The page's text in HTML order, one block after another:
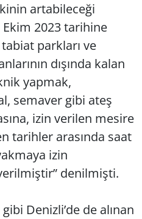
artabileceği
2023 tarihine
parkları ve
dışında kalan
yapmak,
semaver gibi ateş
izin verilen mesire
tarihler arasında saat
izin
denilmişti.
Denizli’de de alınan